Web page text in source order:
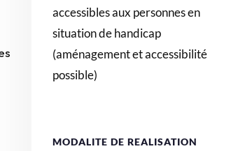
accessibles aux personnes en
situation de handicap
(aménagement et accessibilité
possible)
MODALITE DE REALISATION